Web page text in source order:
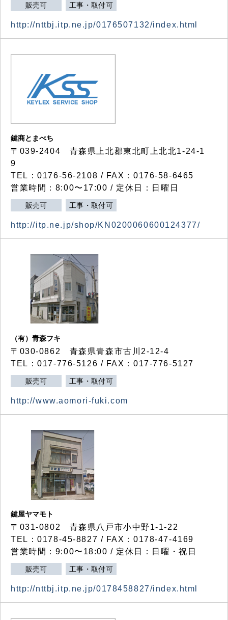
販売可 工事・取付可
http://nttbj.itp.ne.jp/0176507132/index.html
鍵商とまべち
〒039-2404 青森県上北郡東北町上北北1-24-1
9
TEL：0176-56-2108 / FAX：0176-58-6465
営業時間：8:00〜17:00 / 定休日：日曜日
販売可 工事・取付可
http://itp.ne.jp/shop/KN0200060600124377/
（有）青森フキ
〒030-0862 青森県青森市古川2-12-4
TEL：017-776-5126 / FAX：017-776-5127
販売可 工事・取付可
http://www.aomori-fuki.com
鍵屋ヤマモト
〒031-0802 青森県八戸市小中野1-1-22
TEL：0178-45-8827 / FAX：0178-47-4169
営業時間：9:00〜18:00 / 定休日：日曜・祝日
販売可 工事・取付可
http://nttbj.itp.ne.jp/0178458827/index.html